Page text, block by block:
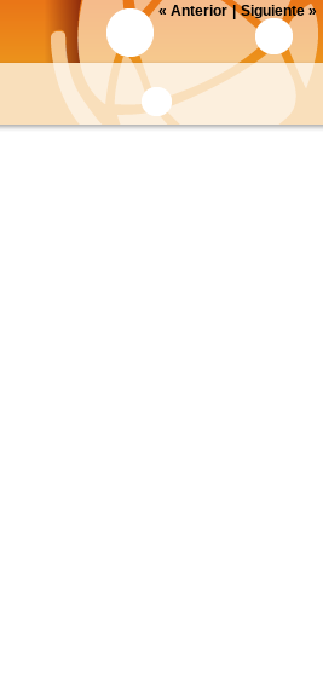
« Anterior|Siguiente»